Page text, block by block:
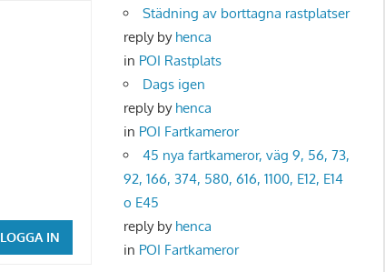
LOGGA IN
Städning av borttagna rastplatser
reply by henca
in POI Rastplats
Dags igen
reply by henca
in POI Fartkameror
45 nya fartkameror, väg 9, 56, 73,
92, 166, 374, 580, 616, 1100, E12, E14
o E45
reply by henca
in POI Fartkameror